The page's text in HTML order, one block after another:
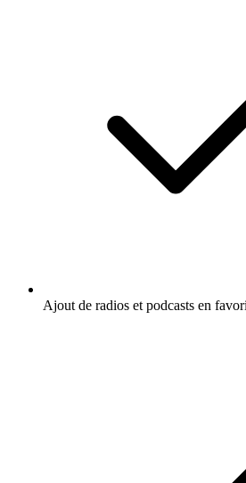
Ajout de radios et podcasts en